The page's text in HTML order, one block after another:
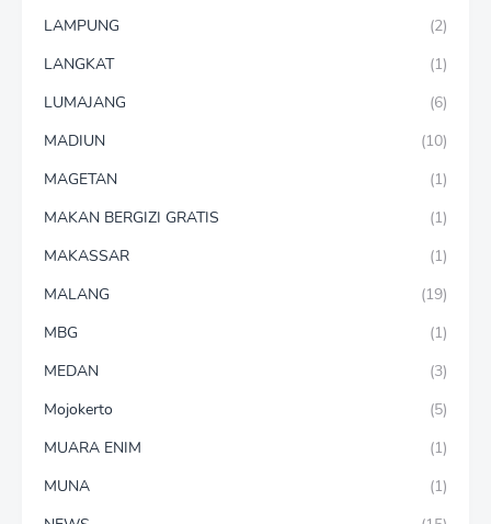
LAMPUNG
(2)
LANGKAT
(1)
LUMAJANG
(6)
MADIUN
(10)
MAGETAN
(1)
MAKAN BERGIZI GRATIS
(1)
MAKASSAR
(1)
MALANG
(19)
MBG
(1)
MEDAN
(3)
Mojokerto
(5)
MUARA ENIM
(1)
MUNA
(1)